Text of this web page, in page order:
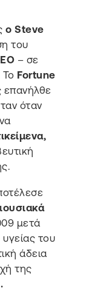
ο Steve
του
– σε
Fortune
επανήλθε
όταν
μετά
του
άδεια
της